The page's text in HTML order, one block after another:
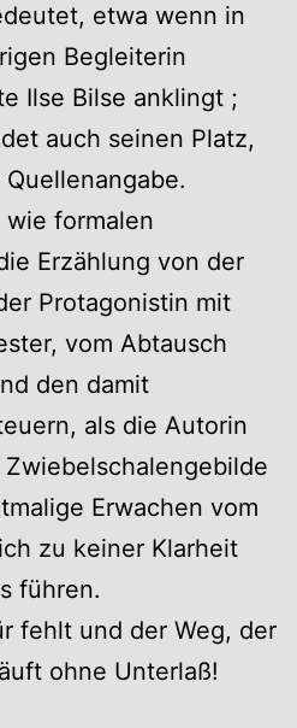
etwa wenn in
Begleiterin
Ilse Bilse anklingt ;
auch seinen Platz,
formalen
Erzählung von der
Protagonistin mit
vom Abtausch
den damit
als die Autorin
Erwachen vom
zu keiner Klarheit
führen.
fehlt und der Weg, der
ohne Unterlaß!